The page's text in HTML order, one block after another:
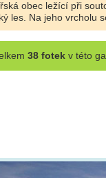
obec ležící při
les. Na jeho vrcholu
38 fotekv této